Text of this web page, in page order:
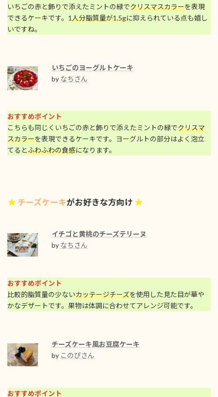
いちごの赤と飾りで添えたミントの緑でクリスマスカラーを表現
できるケーキです。 1人分脂質量が1.5gに抑えられている点も嬉し
いですね。
いちごのヨーグルトケーキ
by なちさん
おすすめポイント
こちらも同じくいちごの赤と飾りで添えたミントの緑でクリスマ
スカラーを表現できるケーキです。ヨーグルトの部分はよく泡立
てるとふわふわの食感になります。
★ チーズケーキがお好きな方向け ★
イチゴと黄桃のチーズテリーヌ
by なちさん
おすすめポイント
比較的脂質量の少ないカッテージチーズを使用した見た目が華や
かなデザートです。果物は体調に合わせてアレンジ可能です。
チーズケーキ風お豆腐ケーキ
by このぴさん
おすすめポイント